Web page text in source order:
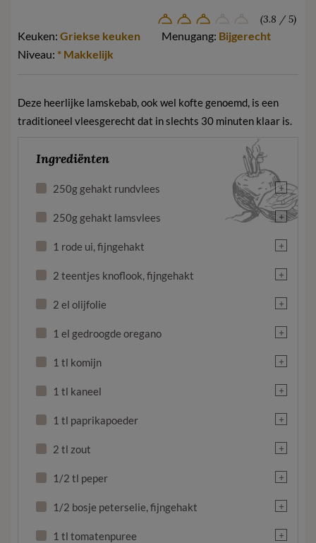
(3.8 / 5)
Keuken: Griekse keuken Menugang: Bijgerecht
Niveau: * Makkelijk
Deze heerlijke lamskebab, ook wel kofte genoemd, is een
traditioneel vleesgerecht dat in slechts 30 minuten klaar is.
Ingrediënten
+
250g gehakt rundvlees
+
250g gehakt lamsvlees
+
1 rode ui, fijngehakt
+
2 teentjes knoflook, fijngehakt
+
2 el olijfolie
+
1 el gedroogde oregano
+
1 tl komijn
+
1 tl kaneel
+
1 tl paprikapoeder
+
2 tl zout
+
1/2 tl peper
+
1/2 bosje peterselie, fijngehakt
+
1 tl tomatenpuree